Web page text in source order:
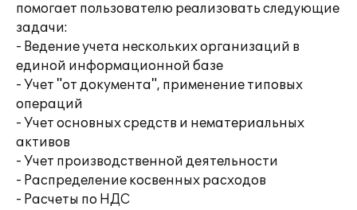
помогает пользователю реализовать следующие
задачи:
- Ведение учета нескольких организаций в
единой информационной базе
- Учет "от документа", применение типовых
операций
- Учет основных средств и нематериальных
активов
- Учет производственной деятельности
- Распределение косвенных расходов
- Расчеты по НДС